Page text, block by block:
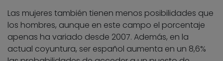
Las mujeres también tienen menos posibilidades que
los hombres, aunque en este campo el porcentaje
apenas ha variado desde 2007. Además, en la
actual coyuntura, ser español aumenta en un 8,6%